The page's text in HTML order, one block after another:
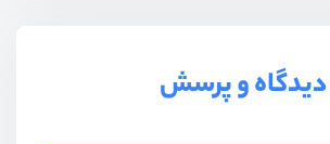
دیدگاه و پرسش